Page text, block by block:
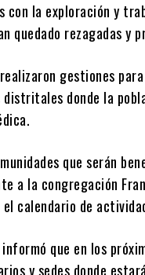
con la exploración y
quedado rezagadas y
gestiones
distritales donde la
que serán
a la congregación
calendario de
que en los
y sedes donde